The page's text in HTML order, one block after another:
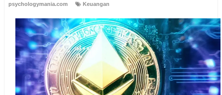
psychologymania.com Keuangan